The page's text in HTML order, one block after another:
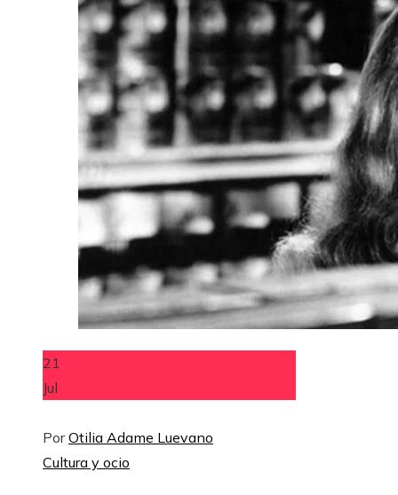
21
Jul
PorOtilia Adame Luevano
Cultura y ocio